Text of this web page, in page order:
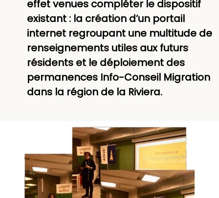
effet venues compléter le dispositif
existant : la création d’un portail
internet regroupant une multitude de
renseignements utiles aux futurs
résidents et le déploiement des
permanences Info-Conseil Migration
dans la région de la Riviera.